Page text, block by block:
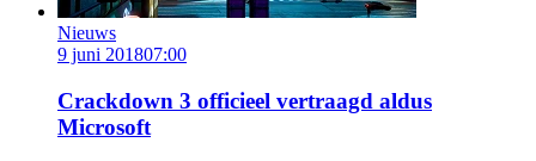
Nieuws
9 juni 201807:00
Crackdown 3 officieel vertraagd aldus
Microsoft